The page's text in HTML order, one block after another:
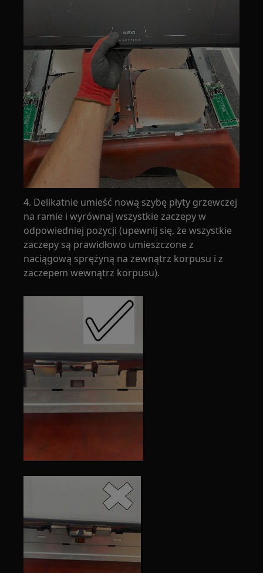
4. Delikatnie umieść nową szybę płyty grzewczej
na ramie i wyrównaj wszystkie zaczepy w
odpowiedniej pozycji (upewnij się, że wszystkie
zaczepy są prawidłowo umieszczone z
naciągową sprężyną na zewnątrz korpusu i z
zaczepem wewnątrz korpusu).